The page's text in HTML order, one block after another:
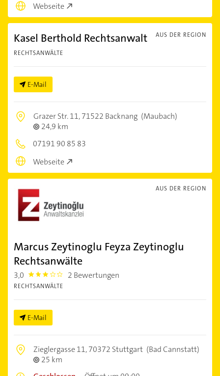
Webseite
AUS DER REGION
Kasel Berthold Rechtsanwalt
RECHTSANWÄLTE
E-Mail
Grazer Str. 11,71522 Backnang (Maubach)
24,9 km
07191 90 85 83
Webseite
AUS DER REGION
Marcus Zeytinoglu Feyza Zeytinoglu
Rechtsanwälte
3,0 3.0 2 Bewertungen
RECHTSANWÄLTE
E-Mail
Zieglergasse 11,70372 Stuttgart (Bad Cannstatt)
25 km